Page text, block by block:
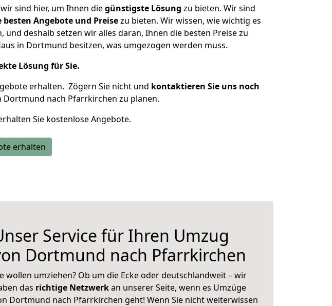
sind hier, um Ihnen diegünstigste Lösung zu bieten. Wir sind
besten Angebote und Preisezu bieten. Wir wissen, wie wichtig es
deshalb setzen wir alles daran, Ihnen die besten Preise zu
in Dortmund besitzen, was umgezogen werden muss.
Lösung für Sie.
erhalten. Zögern Sie nicht und kontaktieren Sie uns noch
nach Pfarrkirchen zu planen.
Sie kostenlose Angebote.
erhalten
Service für Ihren Umzug
Dortmund nach Pfarrkirchen
wollen umziehen? Ob um die Ecke oder deutschlandweit – wir
das richtige Netzwerkan unserer Seite, wenn es Umzüge
Dortmund nach Pfarrkirchen geht! Wenn Sie nicht weiterwissen